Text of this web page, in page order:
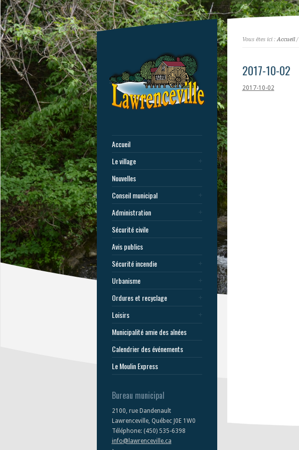
Accueil
Le village
Nouvelles
Conseil municipal
Administration
Sécurité civile
Avis publics
Sécurité incendie
Urbanisme
Ordures et recyclage
Loisirs
Municipalité amie des aînées
Calendrier des événements
Le Moulin Express
Bureau municipal
2100, rue Dandenault
Lawrenceville, Québec J0E 1W0
Téléphone: (450) 535-6398
info@lawrenceville.ca
Vous êtes ici :Accueil/
2017-10-02
2017-10-02